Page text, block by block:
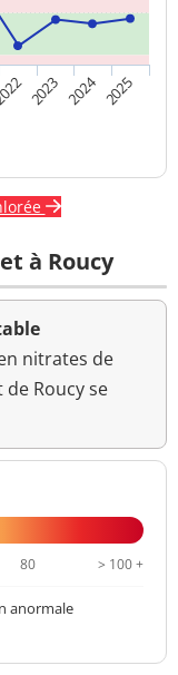
2023 2024 2025
à Roucy
nitrates de
Roucy se
80 > 100 +
anormale